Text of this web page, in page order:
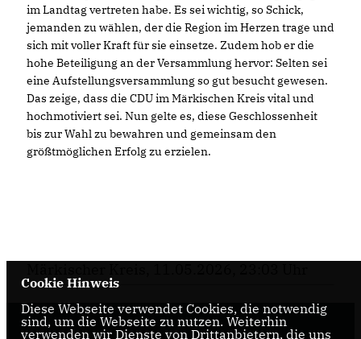
im Landtag vertreten habe. Es sei wichtig, so Schick,
jemanden zu wählen, der die Region im Herzen trage und
sich mit voller Kraft für sie einsetze. Zudem hob er die
hohe Beteiligung an der Versammlung hervor: Selten sei
eine Aufstellungsversammlung so gut besucht gewesen.
Das zeige, dass die CDU im Märkischen Kreis vital und
hochmotiviert sei. Nun gelte es, diese Geschlossenheit
bis zur Wahl zu bewahren und gemeinsam den
größtmöglichen Erfolg zu erzielen.
Cookie Hinweis
Diese Webseite verwendet Cookies, die notwendig
sind, um die Webseite zu nutzen. Weiterhin
verwenden wir Dienste von Drittanbietern, die uns